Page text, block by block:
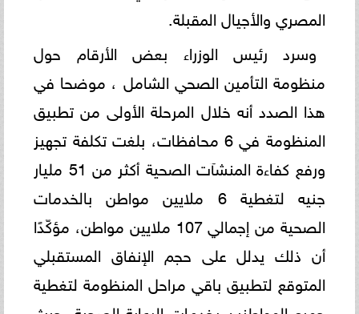
المصري والأجيال المقبلة.
وسرد رئيس الوزراء بعض الأرقام حول
منظومة التأمين الصحي الشامل ، موضحا في
هذا الصدد أنه خلال المرحلة الأولى من تطبيق
المنظومة في 6 محافظات، بلغت تكلفة تجهيز
ورفع كفاءة المنشآت الصحية أكثر من 51 مليار
جنيه لتغطية 6 ملايين مواطن بالخدمات
الصحية من إجمالي 107 ملايين مواطن، مؤكّدًا
أن ذلك يدلل على حجم الإنفاق المستقبلي
المتوقع لتطبيق باقي مراحل المنظومة لتغطية